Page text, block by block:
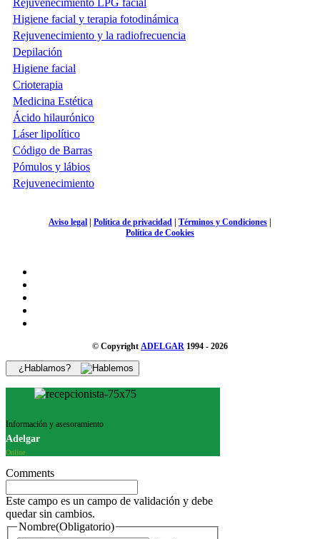
Rejuvenecimiento LPG facial
Higiene facial y terapia fotodinámica
Rejuvenecimiento y la radiofrecuencia
Depilación
Higiene facial
Crioterapia
Medicina Estética
Ácido hilaurónico
Láser lipolítico
Código de Barras
Pómulos y lábios
Rejuvenecimiento
Aviso legal Política de privacidad Términos y Condiciones
Política de Cookies
© Copyright ADELGAR 1994 - 2026
¿Hablamos?
Información y asesoramiento
Adelgar
Online
Comments
Este campo es un campo de validación y debe
quedar sin cambios.
Nombre(Obligatorio)